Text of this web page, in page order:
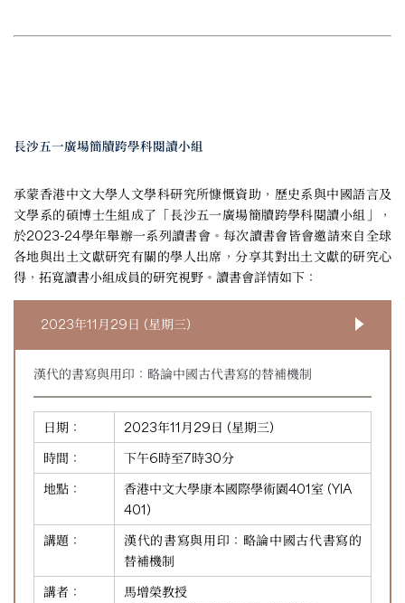
長沙五一廣場簡牘跨學科閱讀小組
承蒙香港中文大學人文學科研究所慷慨資助，歷史系與中國語言及
文學系的碩博士生組成了「長沙五一廣場簡牘跨學科閱讀小組」，
於2023-24學年舉辦一系列讀書會。每次讀書會皆會邀請來自全球
各地與出土文獻研究有關的學人出席，分享其對出土文獻的研究心
得，拓寬讀書小組成員的研究視野。讀書會詳情如下：
2023年11月29日 (星期三)
漢代的書寫與用印：略論中國古代書寫的替補機制
日期：
2023年11月29日 (星期三)
時間：
下午6時至7時30分
地點：
香港中文大學康本國際學術園401室 (YIA
401)
講題：
漢代的書寫與用印：略論中國古代書寫的
替補機制
講者：
馬增榮教授